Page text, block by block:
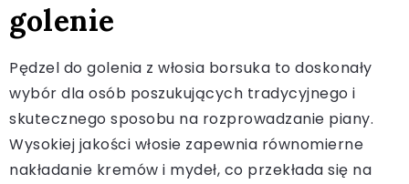
golenie
Pędzel do golenia z włosia borsuka to doskonały
wybór dla osób poszukujących tradycyjnego i
skutecznego sposobu na rozprowadzanie piany.
Wysokiej jakości włosie zapewnia równomierne
nakładanie kremów i mydeł, co przekłada się na